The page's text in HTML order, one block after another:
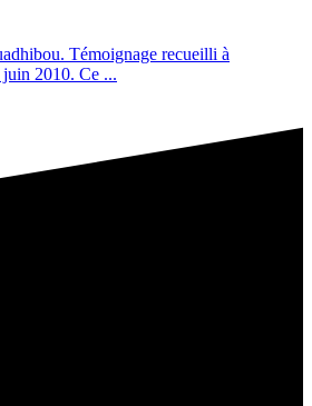
Témoignage recueilli à
2010. Ce ...